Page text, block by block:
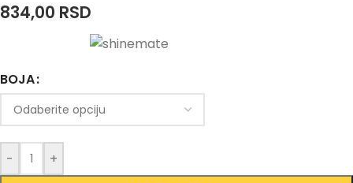
834,00 RSD
BOJA
- +